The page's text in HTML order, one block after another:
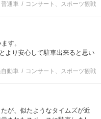
普通車 コンサート、スポーツ観戦
す。
より安心して駐車出来ると思い
動車 コンサート、スポーツ観戦
が、似たようなタイムズが近